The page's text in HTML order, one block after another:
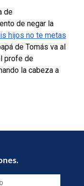
de
de negar la
hijos no te metas
de Tomás va al
profe de
la cabeza a